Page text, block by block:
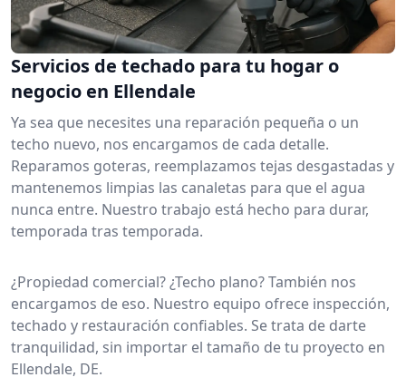
Servicios de techado para tu hogar o
negocio en Ellendale
Ya sea que necesites una reparación pequeña o un
techo nuevo, nos encargamos de cada detalle.
Reparamos goteras, reemplazamos tejas desgastadas y
mantenemos limpias las canaletas para que el agua
nunca entre. Nuestro trabajo está hecho para durar,
temporada tras temporada.
¿Propiedad comercial? ¿Techo plano? También nos
encargamos de eso. Nuestro equipo ofrece inspección,
techado y restauración confiables. Se trata de darte
tranquilidad, sin importar el tamaño de tu proyecto en
Ellendale, DE.